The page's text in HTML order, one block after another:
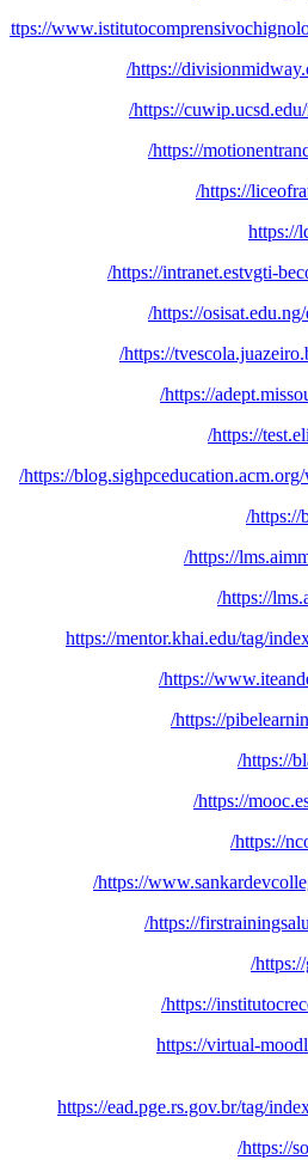
https://
https://
https://
https://
https://
https://
https://intranet.estvgti-
https://
https://
https://
https://
https://
https://
https://
https://
https://mentor.khai.edu/tag/
https://
https://
https://
https://
https://
https://
https://
https://
https://virtual-
https://ead.pge.rs.gov.br/tag/
https://